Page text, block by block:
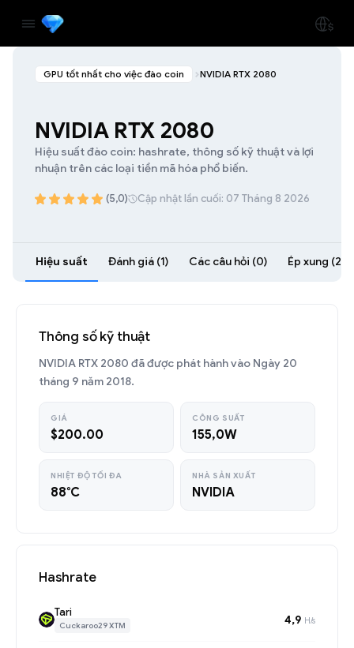
GPU tốt nhất cho việc đào coin NVIDIA RTX 2080
NVIDIA RTX 2080
Hiệu suất đào coin: hashrate, thông số kỹ thuật và lợi
nhuận trên các loại tiền mã hóa phổ biến.
(5,0) Cập nhật lần cuối: 07 Tháng 8 2026
Hiệu suất Đánh giá (1) Các câu hỏi (0) Ép xung (27)
Thông số kỹ thuật
NVIDIA RTX 2080 đã được phát hành vào Ngày 20
tháng 9 năm 2018.
GIÁ
$200.00
CÔNG SUẤT
155,0W
NHIỆT ĐỘ TỐI ĐA
88°C
NHÀ SẢN XUẤT
NVIDIA
Hashrate
Tari
Cuckaroo29 XTM 4,9 H/s